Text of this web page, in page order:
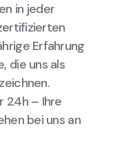
in jeder
Erfahrung
die uns als
24h – Ihre
bei uns an